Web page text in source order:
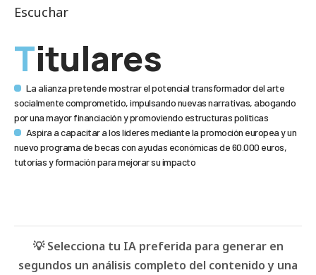
Escuchar
Titulares
La alianza pretende mostrar el potencial transformador del arte
socialmente comprometido, impulsando nuevas narrativas, abogando
por una mayor financiación y promoviendo estructuras políticas
Aspira a capacitar a los líderes mediante la promoción europea y un
nuevo programa de becas con ayudas económicas de 60.000 euros,
tutorías y formación para mejorar su impacto
💡 Selecciona tu IA preferida para generar en
segundos un análisis completo del contenido y una